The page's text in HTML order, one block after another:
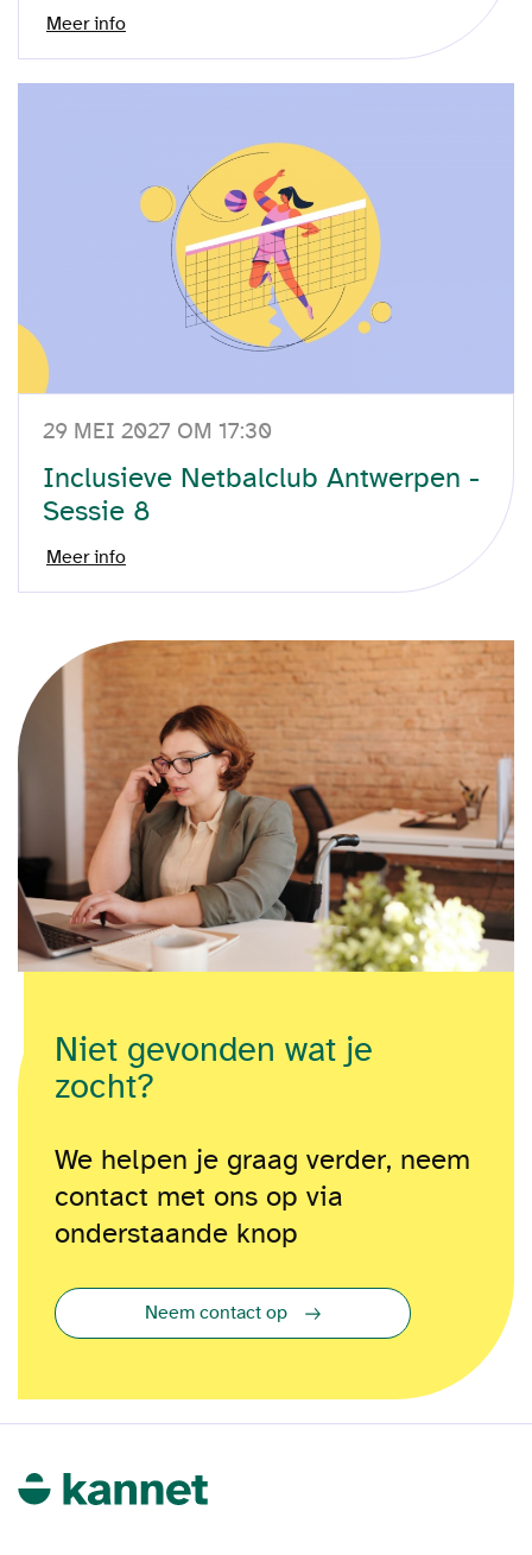
Meer info
29 MEI 2027 OM 17:30
Inclusieve Netbalclub Antwerpen -
Sessie 8
Meer info
Niet gevonden wat je
zocht?
We helpen je graag verder, neem
contact met ons op via
onderstaande knop
Neem contact op